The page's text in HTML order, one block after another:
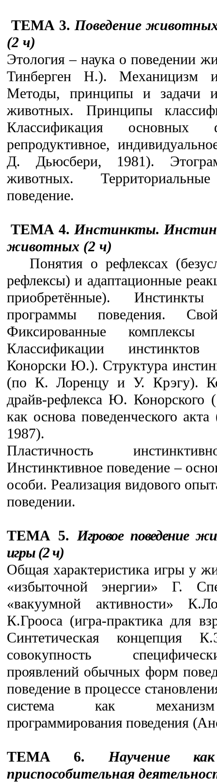
ТЕМА 3.Поведение
(2 ч)
Этология – наука о поведении
Тинберген Н.). Механицизм
Методы, принципы и задачи
животных. Принципы
Классификация основных
репродуктивное,
Д. Дьюсбери, 1981).
животных.
поведение.
ТЕМА 4. Инстинкты.
животных (2 ч)
Понятия о рефлексах
рефлексы) и адаптационные
приобретённые).
программы поведения.
Фиксированные
Классификации
Конорски Ю.). Структура
(по К. Лоренцу и У. Крэгу).
драйв-рефлекса Ю. Конорского
как основа поведенческого
1987).
Пластичность
Инстинктивное поведение –
особи. Реализация видового
поведении.
ТЕМА 5.Игровое поведение
игры (2 ч)
Общая характеристика игры у
«избыточной энергии» Г.
«вакуумной активности»
К.Грооса (игра-практика для
Синтетическая концепция
совокупность
проявлений обычных форм
поведение в процессе
система как механизм
программирования поведения
ТЕМА 6.Научение
приспособительная